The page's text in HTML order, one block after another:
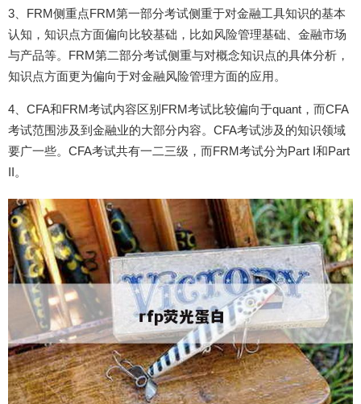
3、FRM侧重点FRM第一部分考试侧重于对金融工具知识的基本
认知，知识点方面偏向比较基础，比如风险管理基础、金融市场
与产品等。FRM第二部分考试侧重与对概念知识点的具体分析，
知识点方面更为偏向于对金融风险管理方面的应用。
4、CFA和FRM考试内容区别FRM考试比较偏向于quant，而CFA
考试范围涉及到金融业的大部分内容。CFA考试涉及的知识领域
要广一些。CFA考试共有一二三级，而FRM考试分为Part I和Part
II。